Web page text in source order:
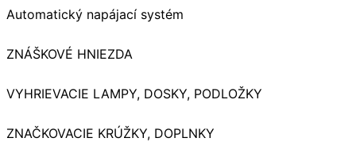
Automatický napájací systém
ZNÁŠKOVÉ HNIEZDA
VYHRIEVACIE LAMPY, DOSKY, PODLOŽKY
ZNAČKOVACIE KRÚŽKY, DOPLNKY